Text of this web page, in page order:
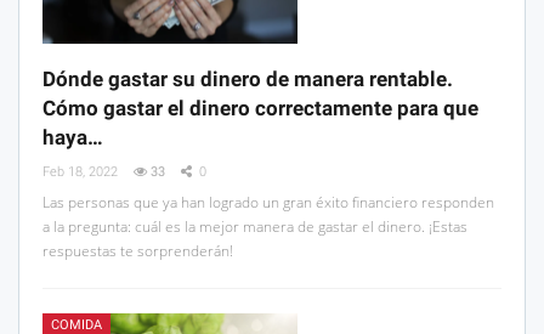
Dónde gastar su dinero de manera rentable.
Cómo gastar el dinero correctamente para que
haya…
Feb 18, 2022 33 0
Las personas que ya han logrado un gran éxito financiero responden
a la pregunta: cuál es la mejor manera de gastar el dinero. ¡Estas
respuestas te sorprenderán!
COMIDA